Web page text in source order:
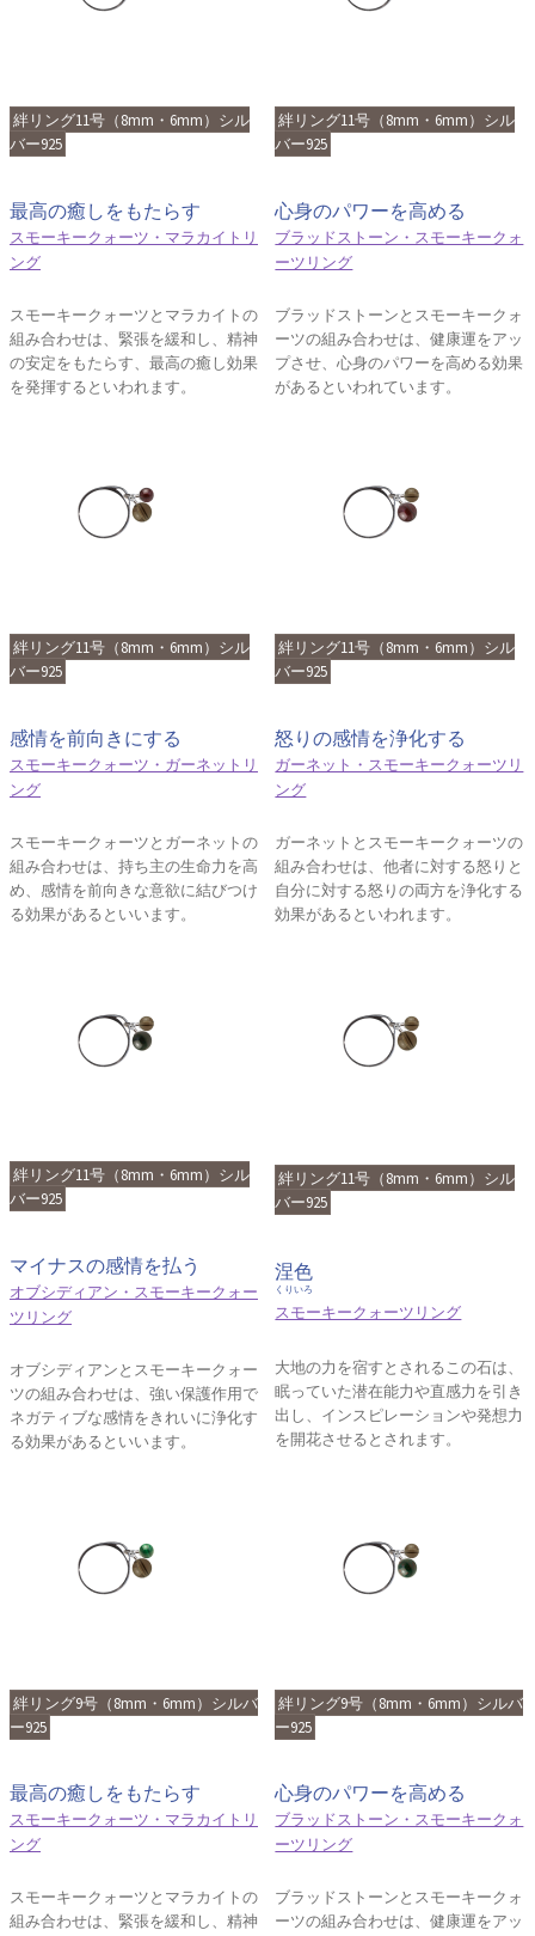
絆リング11号（8mm・6mm）シル
バー925
最高の癒しをもたらす
スモーキークォーツ・マラカイトリ
ング
スモーキークォーツとマラカイトの
組み合わせは、緊張を緩和し、精神
の安定をもたらす、最高の癒し効果
を発揮するといわれます。
絆リング11号（8mm・6mm）シル
バー925
心身のパワーを高める
ブラッドストーン・スモーキークォ
ーツリング
ブラッドストーンとスモーキークォ
ーツの組み合わせは、健康運をアッ
プさせ、心身のパワーを高める効果
があるといわれています。
絆リング11号（8mm・6mm）シル
バー925
感情を前向きにする
スモーキークォーツ・ガーネットリ
ング
スモーキークォーツとガーネットの
組み合わせは、持ち主の生命力を高
め、感情を前向きな意欲に結びつけ
る効果があるといいます。
絆リング11号（8mm・6mm）シル
バー925
怒りの感情を浄化する
ガーネット・スモーキークォーツリ
ング
ガーネットとスモーキークォーツの
組み合わせは、他者に対する怒りと
自分に対する怒りの両方を浄化する
効果があるといわれます。
絆リング11号（8mm・6mm）シル
バー925
マイナスの感情を払う
オブシディアン・スモーキークォー
ツリング
オブシディアンとスモーキークォー
ツの組み合わせは、強い保護作用で
ネガティブな感情をきれいに浄化す
る効果があるといいます。
絆リング11号（8mm・6mm）シル
バー925
涅色
くりいろ
スモーキークォーツリング
大地の力を宿すとされるこの石は、
眠っていた潜在能力や直感力を引き
出し、インスピレーションや発想力
を開花させるとされます。
絆リング9号（8mm・6mm）シルバ
ー925
最高の癒しをもたらす
スモーキークォーツ・マラカイトリ
ング
スモーキークォーツとマラカイトの
組み合わせは、緊張を緩和し、精神
絆リング9号（8mm・6mm）シルバ
ー925
心身のパワーを高める
ブラッドストーン・スモーキークォ
ーツリング
ブラッドストーンとスモーキークォ
ーツの組み合わせは、健康運をアッ